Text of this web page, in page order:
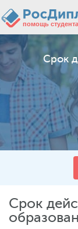
Срок
Срок